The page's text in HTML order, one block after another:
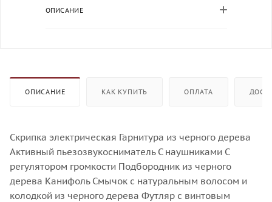
ОПИСАНИЕ
ОПИСАНИЕ КАК КУПИТЬ ОПЛАТА
Скрипка электрическая Гарнитура из черного дерева
Активный пьезозвукосниматель С наушниками С
регулятором громкости Подбородник из черного
дерева Канифоль Смычок с натуральным волосом и
колодкой из черного дерева Футляр с винтовым